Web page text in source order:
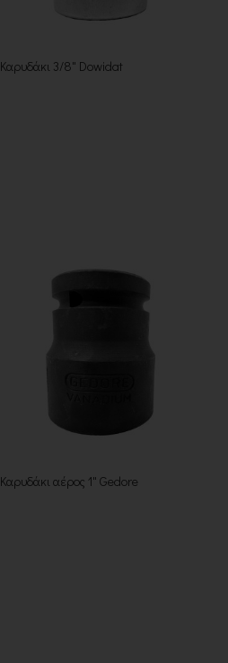
Καρυδάκι 3/8" Dowidat
Καρυδάκι αέρος 1" Gedore